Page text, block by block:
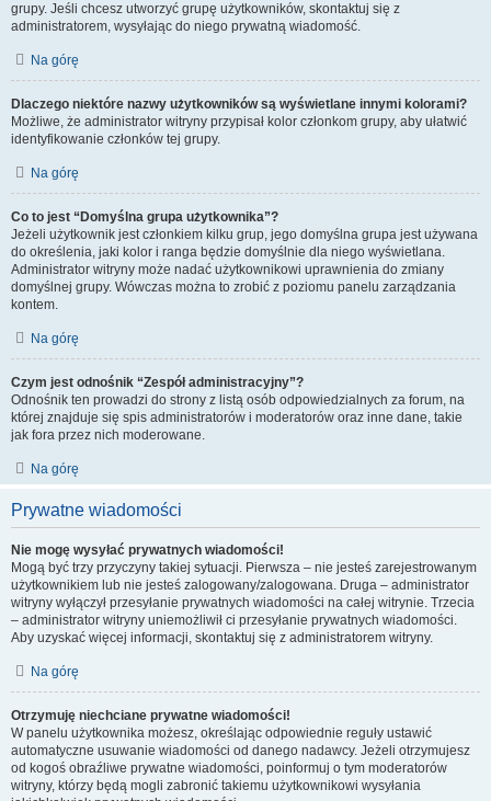
grupy. Jeśli chcesz utworzyć grupę użytkowników, skontaktuj się z
administratorem, wysyłając do niego prywatną wiadomość.
Na górę
Dlaczego niektóre nazwy użytkowników są wyświetlane innymi kolorami?
Możliwe, że administrator witryny przypisał kolor członkom grupy, aby ułatwić
identyfikowanie członków tej grupy.
Na górę
Co to jest “Domyślna grupa użytkownika”?
Jeżeli użytkownik jest członkiem kilku grup, jego domyślna grupa jest używana
do określenia, jaki kolor i ranga będzie domyślnie dla niego wyświetlana.
Administrator witryny może nadać użytkownikowi uprawnienia do zmiany
domyślnej grupy. Wówczas można to zrobić z poziomu panelu zarządzania
kontem.
Na górę
Czym jest odnośnik “Zespół administracyjny”?
Odnośnik ten prowadzi do strony z listą osób odpowiedzialnych za forum, na
której znajduje się spis administratorów i moderatorów oraz inne dane, takie
jak fora przez nich moderowane.
Na górę
Prywatne wiadomości
Nie mogę wysyłać prywatnych wiadomości!
Mogą być trzy przyczyny takiej sytuacji. Pierwsza – nie jesteś zarejestrowanym
użytkownikiem lub nie jesteś zalogowany/zalogowana. Druga – administrator
witryny wyłączył przesyłanie prywatnych wiadomości na całej witrynie. Trzecia
– administrator witryny uniemożliwił ci przesyłanie prywatnych wiadomości.
Aby uzyskać więcej informacji, skontaktuj się z administratorem witryny.
Na górę
Otrzymuję niechciane prywatne wiadomości!
W panelu użytkownika możesz, określając odpowiednie reguły ustawić
automatyczne usuwanie wiadomości od danego nadawcy. Jeżeli otrzymujesz
od kogoś obraźliwe prywatne wiadomości, poinformuj o tym moderatorów
witryny, którzy będą mogli zabronić takiemu użytkownikowi wysyłania